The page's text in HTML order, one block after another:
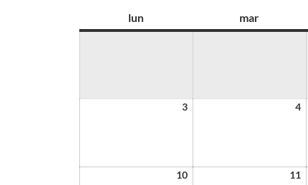
lun mar
3 4
10 11